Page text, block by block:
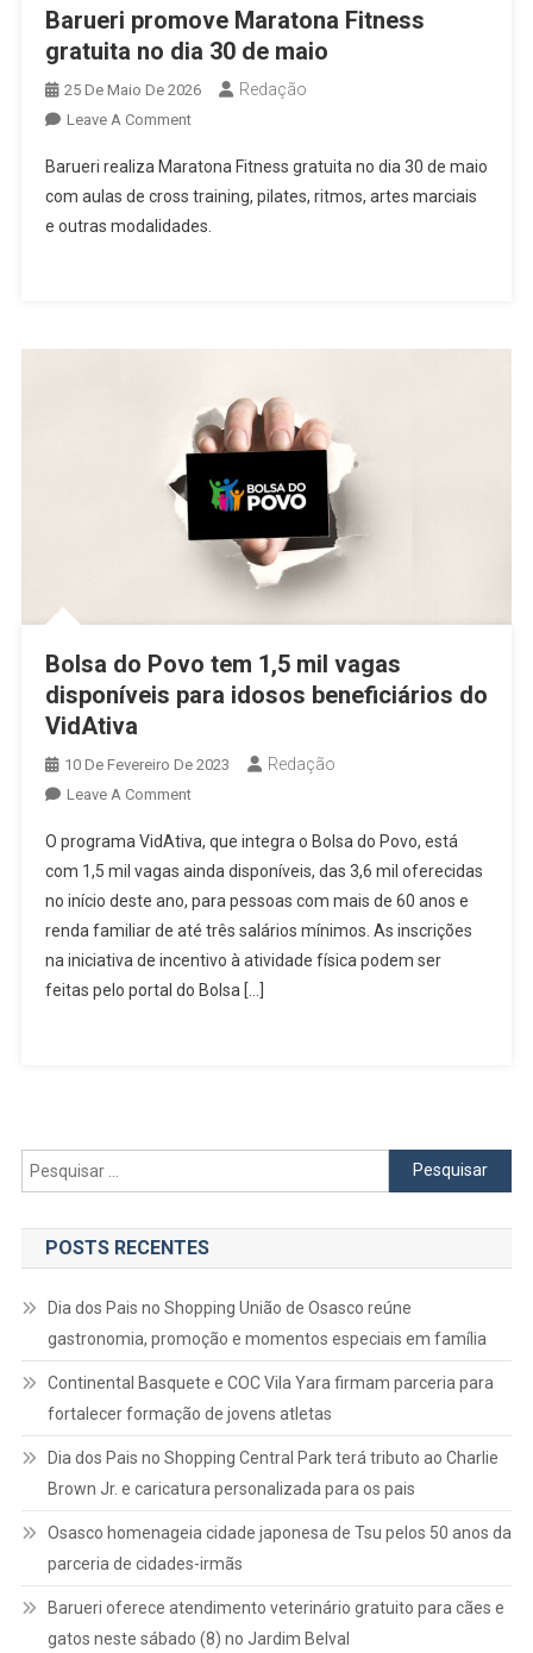
Barueri promove Maratona Fitness
gratuita no dia 30 de maio
25 De Maio De 2026 Redação
Leave A CommentOn
Promove
Maratona
Fitness
Barueri realiza Maratona Fitness gratuita no dia 30 de maio
com aulas de cross training, pilates, ritmos, artes marciais
e outras modalidades.
Bolsa do Povo tem 1,5 mil vagas
disponíveis para idosos beneficiários do
VidAtiva
10 De Fevereiro De 2023 Redação
Leave A CommentOn
Do
Povo
Tem
1,5
Mil
Vagas
VidAtiva
O programa VidAtiva, que integra o Bolsa do Povo, está
com 1,5 mil vagas ainda disponíveis, das 3,6 mil oferecidas
no início deste ano, para pessoas com mais de 60 anos e
renda familiar de até três salários mínimos. As inscrições
na iniciativa de incentivo à atividade física podem ser
feitas pelo portal do Bolsa […]
Pesquisar
por:
POSTS RECENTES
Dia dos Pais no Shopping União de Osasco reúne
gastronomia, promoção e momentos especiais em família
Continental Basquete e COC Vila Yara firmam parceria para
fortalecer formação de jovens atletas
Dia dos Pais no Shopping Central Park terá tributo ao Charlie
Brown Jr. e caricatura personalizada para os pais
Osasco homenageia cidade japonesa de Tsu pelos 50 anos da
parceria de cidades-irmãs
Barueri oferece atendimento veterinário gratuito para cães e
gatos neste sábado (8) no Jardim Belval